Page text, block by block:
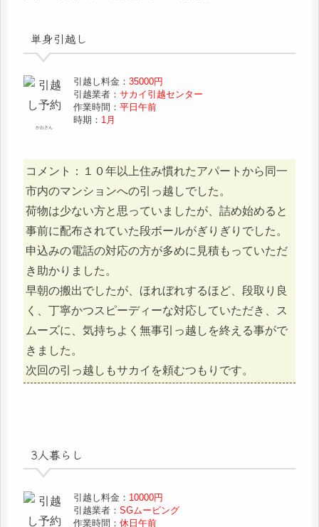
単身引越し
かおさん
引越し料金：35000円
引越業者：サカイ引越センター
作業時間：平日午前
時期： 1月
コメント：１０年以上住み慣れたアパートから同一
市内のマンションへの引っ越しでした。
荷物は少ない方と思っていましたが、詰め始めると
事前に配布されていた段ボールがぎりぎりでした。
申込みの電話の対応の方が多めに見積もっていただ
き助かりました。
早朝の搬出でしたが、ほれぼれするほど、段取り良
く、丁寧かつスピーディーな対応していただき、ス
ムーズに、気持ちよく無事引っ越しを終える事がで
きました。
次回の引っ越しもサカイを頼むつもりです。
3人暮らし
引越し料金： 10000円
引越業者：SGムービング
作業時間：休日午前